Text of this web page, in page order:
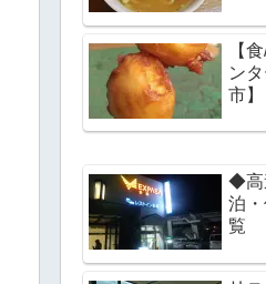
【
ン
市】
◆高
泊
覧